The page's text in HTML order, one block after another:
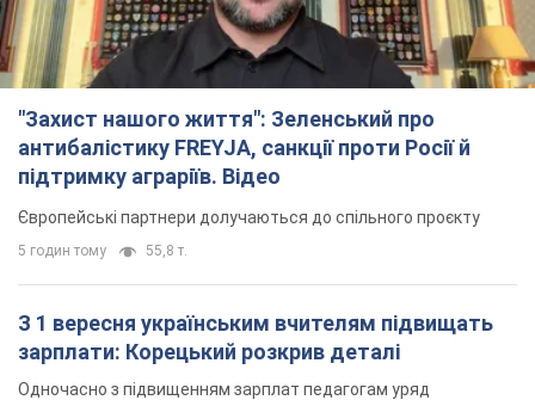
"Захист нашого життя": Зеленський про
антибалістику FREYJA, санкції проти Росії й
підтримку аграріїв. Відео
Європейські партнери долучаються до спільного проєкту
5 годин тому 55,8 т.
З 1 вересня українським вчителям підвищать
зарплати: Корецький розкрив деталі
Одночасно з підвищенням зарплат педагогам уряд